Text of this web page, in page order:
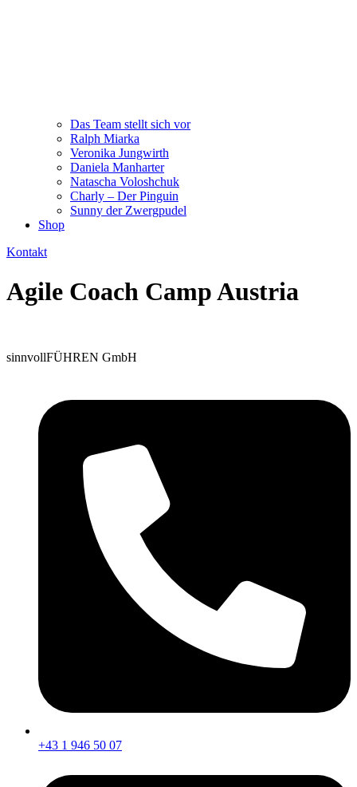
Das Team stellt sich vor
Ralph Miarka
Veronika Jungwirth
Daniela Manharter
Natascha Voloshchuk
Charly – Der Pinguin
Sunny der Zwergpudel
Shop
Kontakt
Agile Coach Camp Austria
sinnvollFÜHREN GmbH
+43 1 946 50 07